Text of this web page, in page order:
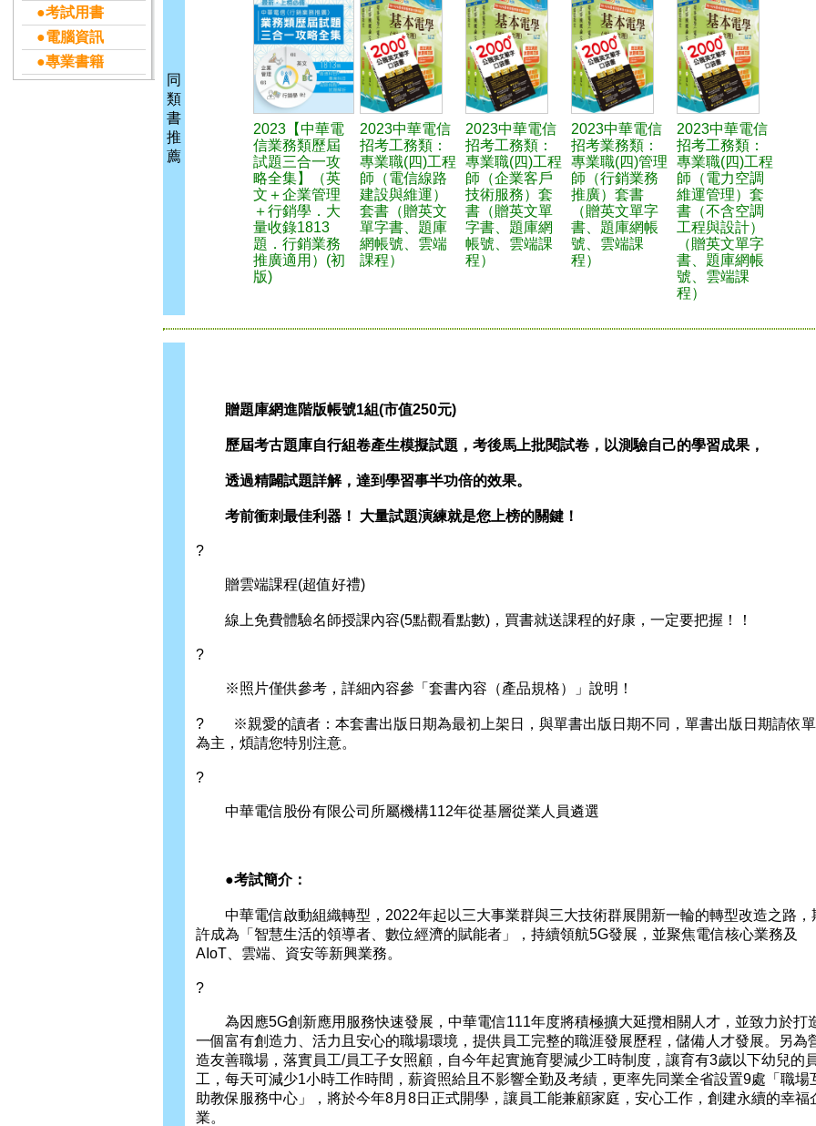
●考試用書
●電腦資訊
●專業書籍
同
類
書
推
薦
2023【中華電
信業務類歷屆
試題三合一攻
略全集】（英
文＋企業管理
＋行銷學．大
量收錄1813
題．行銷業務
推廣適用）(初
版)
2023中華電信
招考工務類：
專業職(四)工程
師（電信線路
建設與維運）
套書（贈英文
單字書、題庫
網帳號、雲端
課程）
2023中華電信
招考工務類：
專業職(四)工程
師（企業客戶
技術服務）套
書（贈英文單
字書、題庫網
帳號、雲端課
程）
2023中華電信
招考業務類：
專業職(四)管理
師（行銷業務
推廣）套書
（贈英文單字
書、題庫網帳
號、雲端課
程）
2023中華電信
招考工務類：
專業職(四)工程
師（電力空調
維運管理）套
書（不含空調
工程與設計）
（贈英文單字
書、題庫網帳
號、雲端課
程）
贈題庫網進階版帳號1組(市值250元)
歷屆考古題庫自行組卷產生模擬試題，考後馬上批閱試卷，以測驗自己的學習成果，
透過精闢試題詳解，達到學習事半功倍的效果。
考前衝刺最佳利器！ 大量試題演練就是您上榜的關鍵！
?
贈雲端課程(超值好禮)
線上免費體驗名師授課內容(5點觀看點數)，買書就送課程的好康，一定要把握！！
?
※照片僅供參考，詳細內容參「套書內容（產品規格）」說明！
? ※親愛的讀者：本套書出版日期為最初上架日，與單書出版日期不同，單書出版日期請依
為主，煩請您特別注意。
?
中華電信股份有限公司所屬機構112年從基層從業人員遴選
●考試簡介：
中華電信啟動組織轉型，2022年起以三大事業群與三大技術群展開新一輪的轉型改造之路，
許成為「智慧生活的領導者、數位經濟的賦能者」，持續領航5G發展，並聚焦電信核心業務及
AIoT、雲端、資安等新興業務。
?
為因應5G創新應用服務快速發展，中華電信111年度將積極擴大延攬相關人才，並致力於打
一個富有創造力、活力且安心的職場環境，提供員工完整的職涯發展歷程，儲備人才發展。另為
造友善職場，落實員工/員工子女照顧，自今年起實施育嬰減少工時制度，讓育有3歲以下幼兒的
工，每天可減少1小時工作時間，薪資照給且不影響全勤及考績，更率先同業全省設置9處「職場
助教保服務中心」，將於今年8月8日正式開學，讓員工能兼顧家庭，安心工作，創建永續的幸福
業。